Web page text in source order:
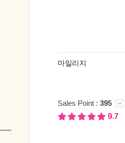
마일리지
Sales Point : 395
9.7